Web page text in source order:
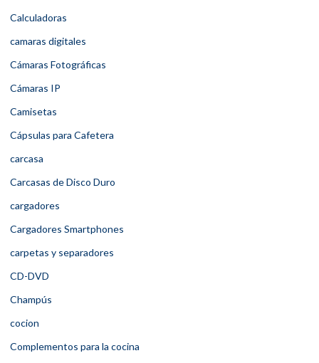
Calculadoras
camaras digitales
Cámaras Fotográficas
Cámaras IP
Camisetas
Cápsulas para Cafetera
carcasa
Carcasas de Disco Duro
cargadores
Cargadores Smartphones
carpetas y separadores
CD-DVD
Champús
cocion
Complementos para la cocina